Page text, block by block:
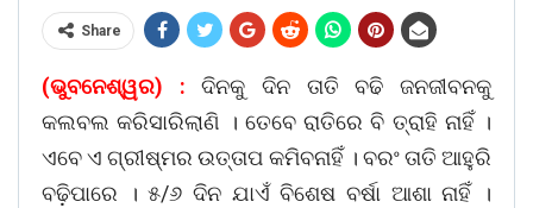
Share
(ଭୁବନେଶ୍ୱର) :
ଦିନକୁ ଦିନ ତାତି ବଢି ଜନଜୀବନକୁ
କଲବଲ କରିସାରିଲାଣି । ତେବେ ରାତିରେ ବି ତ୍ରାହି ନାହିଁ ।
ଏବେ ଏ ଗ୍ରୀଷ୍ମର ଉତ୍ତାପ କମିବନାହିଁ । ବରଂ ତାତି ଆହୁରି
ବଢ଼ିପାରେ । ୫/୬ ଦିନ ଯାଏଁ ବିଶେଷ ବର୍ଷା ଆଶା ନାହିଁ ।